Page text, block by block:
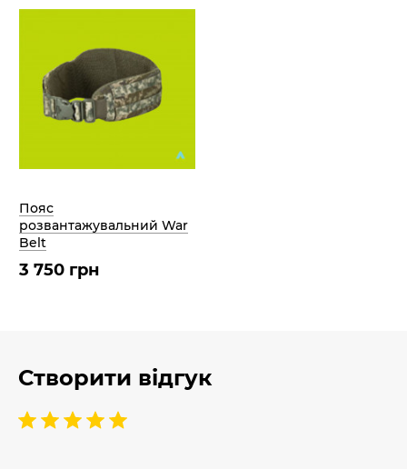
Пояс
розвантажувальний War
Belt
3 750 грн
Створити відгук